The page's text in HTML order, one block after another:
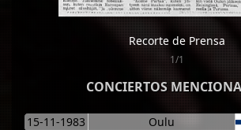
Recorte de Prensa
1/1
CONCIERTOS
15-11-1983
Oulu